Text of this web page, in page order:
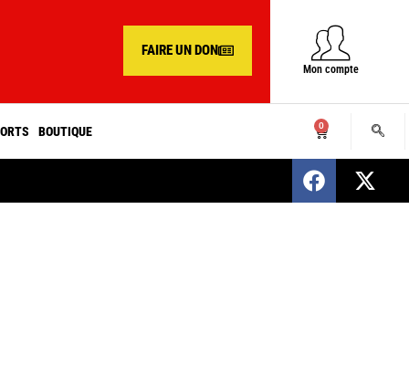
FAIRE UN DON
Mon compte
BOUTIQUE 0
SENEGAL : Nomination d’un nouveau